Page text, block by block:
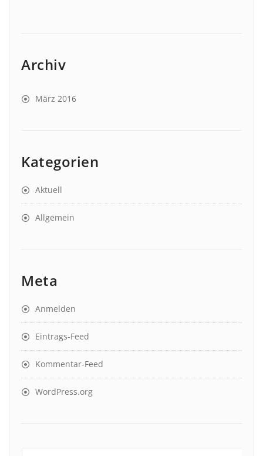
Archiv
März 2016
Kategorien
Aktuell
Allgemein
Meta
Anmelden
Eintrags-Feed
Kommentar-Feed
WordPress.org